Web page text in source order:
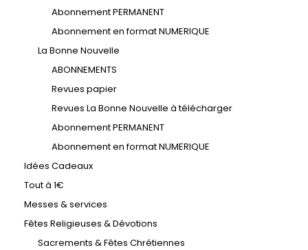
Abonnement PERMANENT
Abonnement en format NUMERIQUE
La Bonne Nouvelle
ABONNEMENTS
Revues papier
Revues La Bonne Nouvelle à télécharger
Abonnement PERMANENT
Abonnement en format NUMERIQUE
Idées Cadeaux
Tout à 1€
Messes & services
Fêtes Religieuses & Dévotions
Sacrements & Fêtes Chrétiennes